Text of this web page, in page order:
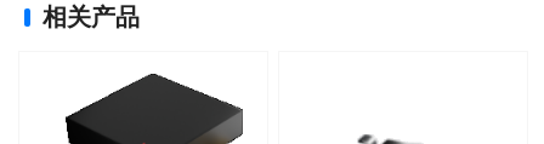
相关产品